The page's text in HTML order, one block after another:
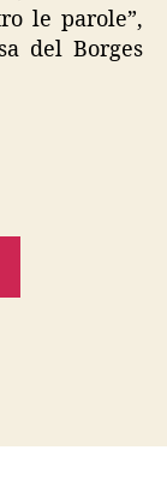
le parole”,
del Borges